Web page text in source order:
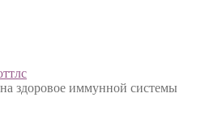
здоровое иммунной системы